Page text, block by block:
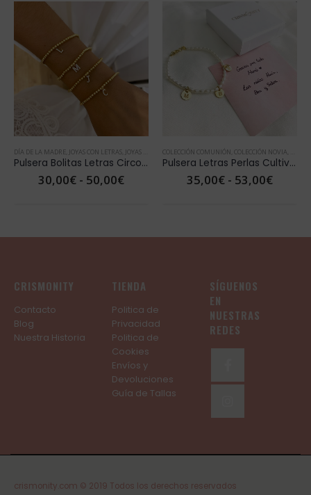
,PULSERAS ORO,VER TODAS PULSERAS
,PULSERAS,PULSERAS ORO ,VER TODAS PULSERAS
DÍA DE LA MADRE JOYAS CON LETRAS JOYAS PERSONALIZADAS ,PULSERAS,PULSERAS ORO,VER TODAS
Pulsera Bolitas Letras Circonitas
30,00€ - 50,00€Rango
hasta
COLECCIÓN COMUNIÓN COLECCIÓN NOVIA
Pulsera Letras Perlas Cultivadas
35,00€ - 53,00€Rango
hasta
CRISMONITY
Contacto
Blog
Nuestra Historia
TIENDA
Politica de
Privacidad
Politica de
Cookies
Envíos y
Devoluciones
Guía de Tallas
SÍGUENOS
EN
NUESTRAS
REDES
crismonity.com © 2019 Todos los derechos reservados